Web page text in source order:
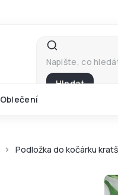
Hledat
Oblečení
Podložka do kočárku